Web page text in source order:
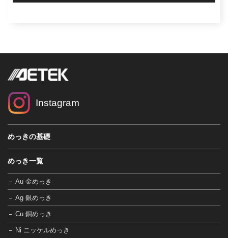
Instagram
めっきの基礎
めっき一覧
Au 金めっき
Ag 銀めっき
Cu 銅めっき
Ni ニッケルめっき